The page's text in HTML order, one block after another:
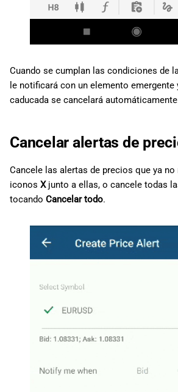
Cuando se cumplan las condiciones de
le notificará con un elemento emergente
caducada se cancelará
Cancelar alertas de
Cancele las alertas de precios que ya
iconos Xjunto a ellas, o cancele todas
tocando Cancelar todo.